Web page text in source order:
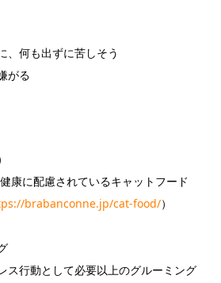
、何も出ずに苦しそう
がる
康に配慮されているキャットフード
brabanconne.jp/cat-food/）
ス行動として必要以上のグルーミング